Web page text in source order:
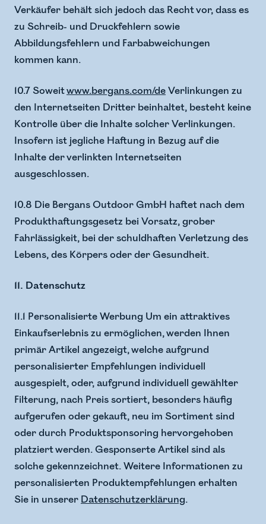
Verkäufer behält sich jedoch das Recht vor, dass es
zu Schreib- und Druckfehlern sowie
Abbildungsfehlern und Farbabweichungen
kommen kann.
10.7 Soweitwww.bergans.com/de Verlinkungen zu
den Internetseiten Dritter beinhaltet, besteht keine
Kontrolle über die Inhalte solcher Verlinkungen.
Insofern ist jegliche Haftung in Bezug auf die
Inhalte der verlinkten Internetseiten
ausgeschlossen.
10.8 Die Bergans Outdoor GmbH haftet nach dem
Produkthaftungsgesetz bei Vorsatz, grober
Fahrlässigkeit, bei der schuldhaften Verletzung des
Lebens, des Körpers oder der Gesundheit.
11. Datenschutz
11.1 Personalisierte Werbung Um ein attraktives
Einkaufserlebnis zu ermöglichen, werden Ihnen
primär Artikel angezeigt, welche aufgrund
personalisierter Empfehlungen individuell
ausgespielt, oder, aufgrund individuell gewählter
Filterung, nach Preis sortiert, besonders häufig
aufgerufen oder gekauft, neu im Sortiment sind
oder durch Produktsponsoring hervorgehoben
platziert werden. Gesponserte Artikel sind als
solche gekennzeichnet. Weitere Informationen zu
personalisierten Produktempfehlungen erhalten
Sie in unserer Datenschutzerklärung.